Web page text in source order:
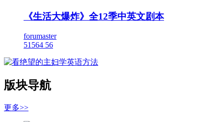
《生活大爆炸》全12季中英文剧本
forumaster
51564 56
版块导航
更多>>